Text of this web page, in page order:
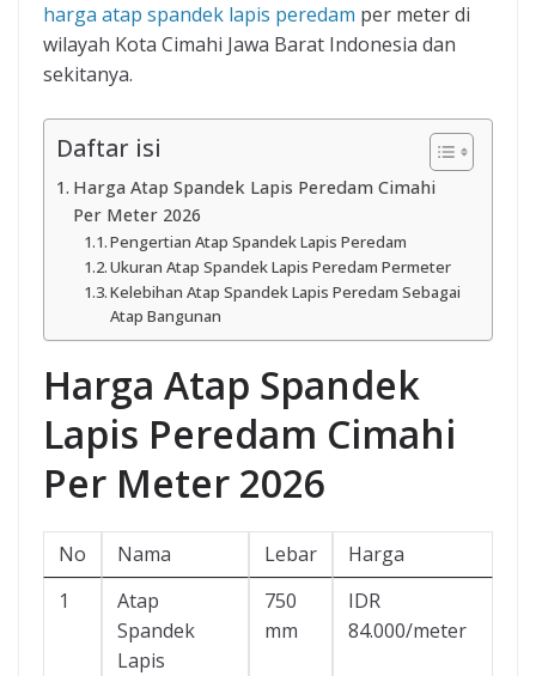
harga atap spandek lapis peredam per meter di
wilayah Kota Cimahi Jawa Barat Indonesia dan
sekitanya.
Daftar isi
Harga Atap Spandek Lapis Peredam Cimahi
Per Meter 2026
Pengertian Atap Spandek Lapis Peredam
Ukuran Atap Spandek Lapis Peredam Permeter
Kelebihan Atap Spandek Lapis Peredam Sebagai
Atap Bangunan
Harga Atap Spandek
Lapis Peredam Cimahi
Per Meter 2026
No Nama Lebar
Harga
1
Atap
Spandek
Lapis
750
mm
IDR
84.000/meter